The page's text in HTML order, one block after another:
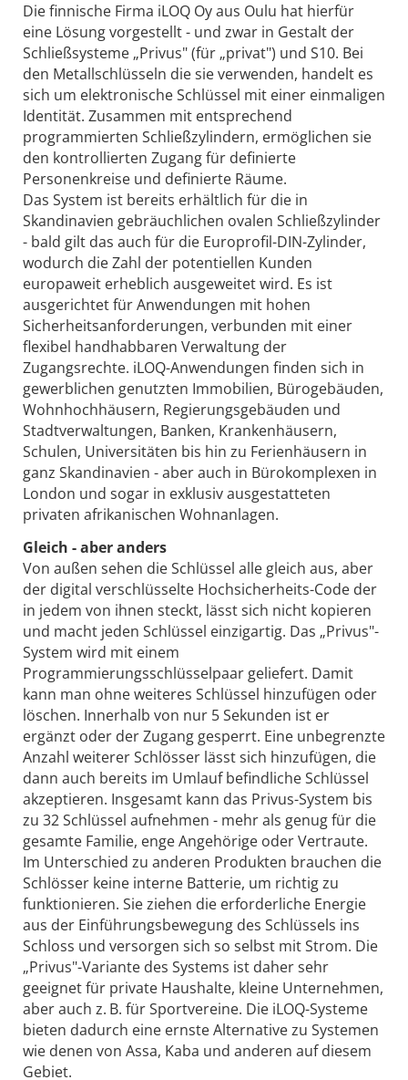
Die finnische Firma iLOQ Oy aus Oulu hat hierfür
eine Lösung vorgestellt - und zwar in Gestalt der
Schließsysteme „Privus" (für „privat") und S10. Bei
den Metallschlüsseln die sie verwenden, handelt es
sich um elektronische Schlüssel mit einer einmaligen
Identität. Zusammen mit entsprechend
programmierten Schließzylindern, ermöglichen sie
den kontrollierten Zugang für definierte
Personenkreise und definierte Räume.
Das System ist bereits erhältlich für die in
Skandinavien gebräuchlichen ovalen Schließzylinder
- bald gilt das auch für die Europrofil-DIN-Zylinder,
wodurch die Zahl der potentiellen Kunden
europaweit erheblich ausgeweitet wird. Es ist
ausgerichtet für Anwendungen mit hohen
Sicherheitsanforderungen, verbunden mit einer
flexibel handhabbaren Verwaltung der
Zugangsrechte. iLOQ-Anwendungen finden sich in
gewerblichen genutzten Immobilien, Bürogebäuden,
Wohnhochhäusern, Regierungsgebäuden und
Stadtverwaltungen, Banken, Krankenhäusern,
Schulen, Universitäten bis hin zu Ferienhäusern in
ganz Skandinavien - aber auch in Bürokomplexen in
London und sogar in exklusiv ausgestatteten
privaten afrikanischen Wohnanlagen.
Gleich - aber anders
Von außen sehen die Schlüssel alle gleich aus, aber
der digital verschlüsselte Hochsicherheits-Code der
in jedem von ihnen steckt, lässt sich nicht kopieren
und macht jeden Schlüssel einzigartig. Das „Privus"-
System wird mit einem
Programmierungsschlüsselpaar geliefert. Damit
kann man ohne weiteres Schlüssel hinzufügen oder
löschen. Innerhalb von nur 5 Sekunden ist er
ergänzt oder der Zugang gesperrt. Eine unbegrenzte
Anzahl weiterer Schlösser lässt sich hinzufügen, die
dann auch bereits im Umlauf befindliche Schlüssel
akzeptieren. Insgesamt kann das Privus-System bis
zu 32 Schlüssel aufnehmen - mehr als genug für die
gesamte Familie, enge Angehörige oder Vertraute.
Im Unterschied zu anderen Produkten brauchen die
Schlösser keine interne Batterie, um richtig zu
funktionieren. Sie ziehen die erforderliche Energie
aus der Einführungsbewegung des Schlüssels ins
Schloss und versorgen sich so selbst mit Strom. Die
„Privus"-Variante des Systems ist daher sehr
geeignet für private Haushalte, kleine Unternehmen,
aber auch z. B. für Sportvereine. Die iLOQ-Systeme
bieten dadurch eine ernste Alternative zu Systemen
wie denen von Assa, Kaba und anderen auf diesem
Gebiet.